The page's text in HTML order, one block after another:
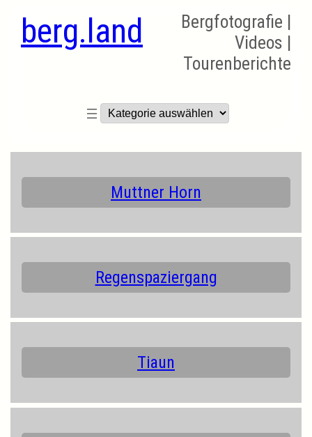
berg.land
Bergfotografie |
Videos |
Tourenberichte
Kategorien
Muttner Horn
Regenspaziergang
Tiaun